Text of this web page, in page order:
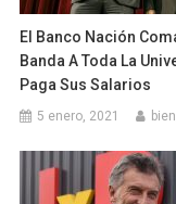
El Banco Nación
Banda A Toda La
Paga Sus Salarios
5 enero, 2021